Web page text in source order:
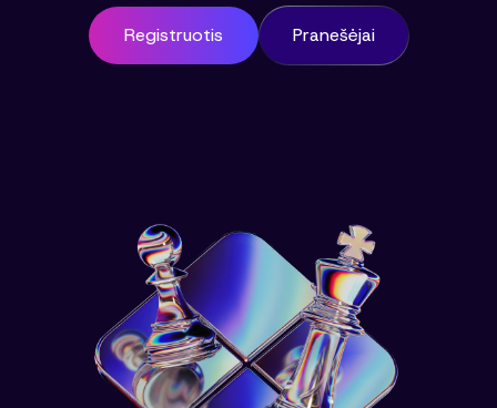
Registruotis Pranešėjai